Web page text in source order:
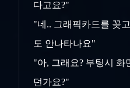
다고요?"
"네.. 그래픽카드를 꽂
도 안나타나요"
"아, 그래요? 부팅시 화
던가요?"